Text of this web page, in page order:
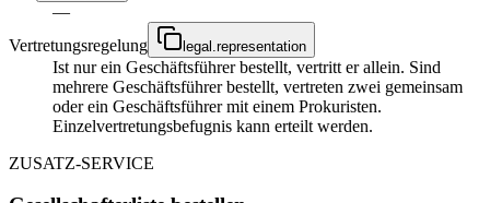
—
Vertretungsregelung
legal.representation
Ist nur ein Geschäftsführer bestellt, vertritt er allein. Sind
mehrere Geschäftsführer bestellt, vertreten zwei gemeinsam
oder ein Geschäftsführer mit einem Prokuristen.
Einzelvertretungsbefugnis kann erteilt werden.
ZUSATZ-SERVICE